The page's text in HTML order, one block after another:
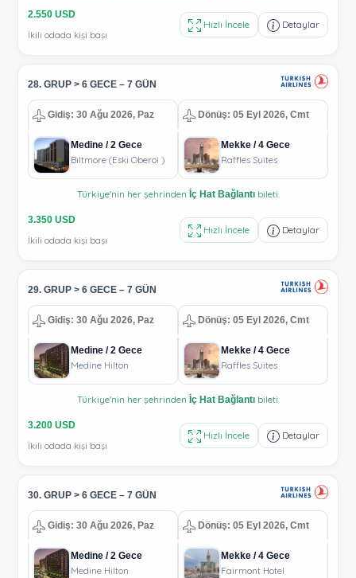
2.550 USD
İkili odada kişi başı
Hızlı İncele Detaylar
28. GRUP > 6 GECE – 7 GÜN
Gidiş: 30 Ağu 2026, Paz Dönüş: 05 Eyl 2026, Cmt
Medine / 2 Gece
Biltmore (Eski Oberoi )
Mekke / 4 Gece
Raffles Suites
Türkiye'nin her şehrinden İç Hat Bağlantıbileti.
3.350 USD
İkili odada kişi başı
Hızlı İncele Detaylar
29. GRUP > 6 GECE – 7 GÜN
Gidiş: 30 Ağu 2026, Paz Dönüş: 05 Eyl 2026, Cmt
Medine / 2 Gece
Medine Hilton
Mekke / 4 Gece
Raffles Suites
Türkiye'nin her şehrinden İç Hat Bağlantıbileti.
3.200 USD
İkili odada kişi başı
Hızlı İncele Detaylar
30. GRUP > 6 GECE – 7 GÜN
Gidiş: 30 Ağu 2026, Paz Dönüş: 05 Eyl 2026, Cmt
Medine / 2 Gece
Medine Hilton
Mekke / 4 Gece
Fairmont Hotel